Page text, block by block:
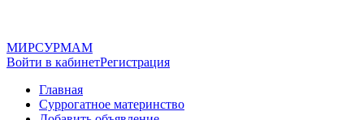
МИРСУРМАМ
Войти в кабинетРегистрация
Главная
Суррогатное материнство